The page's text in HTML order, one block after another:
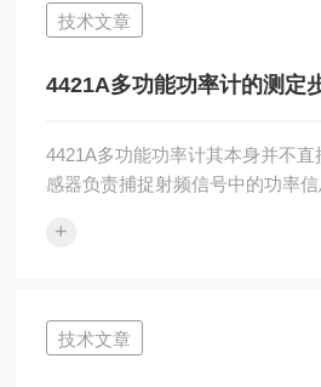
景对比示波器核心场景数字电路
数据总线的时序逻辑、脉冲宽度
串扰。模拟电路验证：测量信号
失真度，排查电源纹波、振荡等
技术文章
4421A多功能功率计的测定
4421A多功能功率计其本身并不
感器负责捕捉射频信号中的功率
DSP(数字信号处理器)会对这些信
设的校准参数和算法，对信号进
保测量结果的准确性。经过处理
+
技术文章